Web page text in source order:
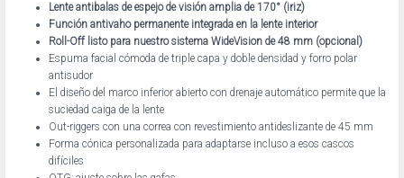
Lente antibalas de espejo de visión amplia de 170° (iriz)
Función antivaho permanente integrada en la lente interior
Roll-Off listo para nuestro sistema WideVision de 48 mm (opcional)
Espuma facial cómoda de triple capa y doble densidad y forro polar
antisudor
El diseño del marco inferior abierto con drenaje automático permite que la
suciedad caiga de la lente
Out-riggers con una correa con revestimiento antideslizante de 45 mm
Forma cónica personalizada para adaptarse incluso a esos cascos
difíciles